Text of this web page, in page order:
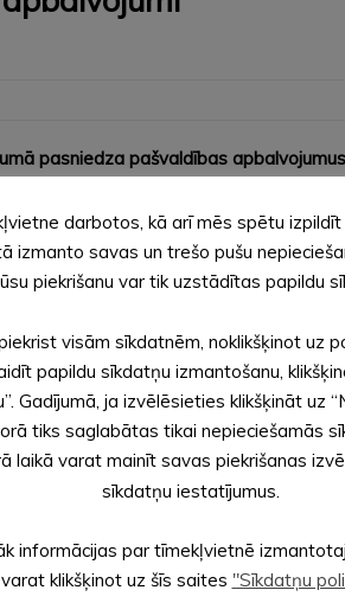
pasniedza pašvaldības
Katrs apbalvojuma saņēmējs tika
pašvaldības apbalvojumi”]
darbotos, kā arī mēs spētu
izmanto savas un trešo pušu
piekrišanu var tik uzstādītas papildu
visām sīkdatnēm, noklikšķinot uz
papildu sīkdatņu izmantošanu,
Gadījumā, ja izvēlēsieties klikšķināt uz
tiks saglabātas tikai nepieciešamās
laikā varat mainīt savas piekrišanas
sīkdatņu iestatījumus.
informācijas par tīmekļvietnē
varat klikšķinot uz šīs saites "Sīkdatņu